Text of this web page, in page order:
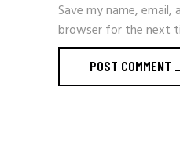
Save my name,
browser for the next
POST COMMENT _